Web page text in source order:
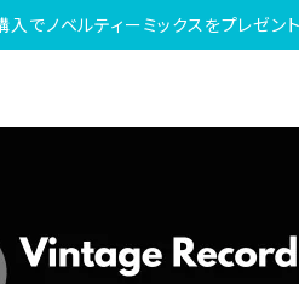
でノベルティーミックスをプレゼント